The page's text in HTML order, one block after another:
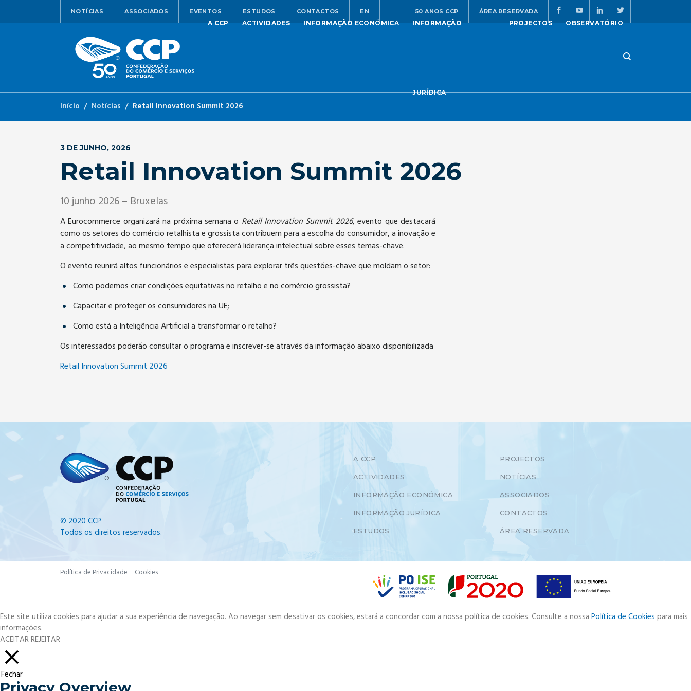
NOTÍCIAS ASSOCIADOS EVENTOS ESTUDOS CONTACTOS EN 50 ANOS CCP ÁREA RESERVADA
A CCP ACTIVIDADES INFORMAÇÃO ECONÓMICA INFORMAÇÃO
JURÍDICA
PROJECTOS OBSERVATÓRIO
Início Notícias Retail Innovation Summit 2026
3 DE JUNHO, 2026
Retail Innovation Summit 2026
10 junho 2026 – Bruxelas
A Eurocommerce organizará na próxima semana o Retail Innovation Summit 2026, evento que destacará
como os setores do comércio retalhista e grossista contribuem para a escolha do consumidor, a inovação e
a competitividade, ao mesmo tempo que oferecerá liderança intelectual sobre esses temas-chave.
O evento reunirá altos funcionários e especialistas para explorar três questões-chave que moldam o setor:
Como podemos criar condições equitativas no retalho e no comércio grossista?
Capacitar e proteger os consumidores na UE;
Como está a Inteligência Artificial a transformar o retalho?
Os interessados poderão consultar o programa e inscrever-se através da informação abaixo disponibilizada
Retail Innovation Summit 2026
© 2020 CCP
Todos os direitos reservados.
A CCP
ACTIVIDADES
INFORMAÇÃO ECONÓMICA
INFORMAÇÃO JURÍDICA
ESTUDOS
PROJECTOS
NOTÍCIAS
ASSOCIADOS
CONTACTOS
ÁREA RESERVADA
Política de Privacidade Cookies
Este site utiliza cookies para ajudar a sua experiência de navegação. Ao navegar sem desativar os cookies, estará a concordar com a nossa política de cookies. Consulte a nossa Política de Cookies para mais
informações.
ACEITARREJEITAR
Fechar
Privacy Overview